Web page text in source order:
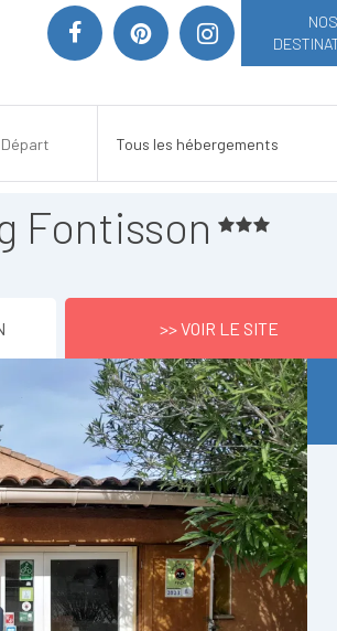
NOS
Fontisson
>> VOIR LE SITE